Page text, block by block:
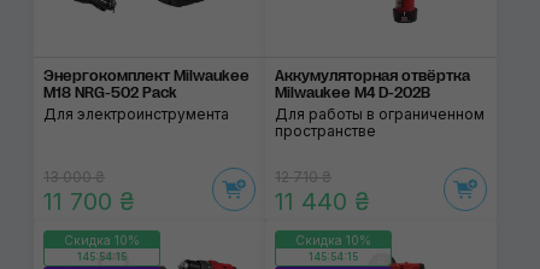
Энергокомплект Milwaukee
M18 NRG-502 Pack
Для электроинструмента
13 000 ₴
11 700 ₴
Аккумуляторная отвёртка
Milwaukee M4 D-202B
Для работы в ограниченном
пространстве
12 710 ₴
11 440 ₴
Скидка 10%
145:54:14
Скидка 10%
145:54:14